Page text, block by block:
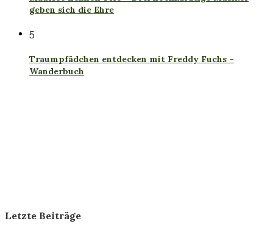
geben sich die Ehre
5
Traumpfädchen entdecken mit Freddy Fuchs –
Wanderbuch
Letzte Beiträge